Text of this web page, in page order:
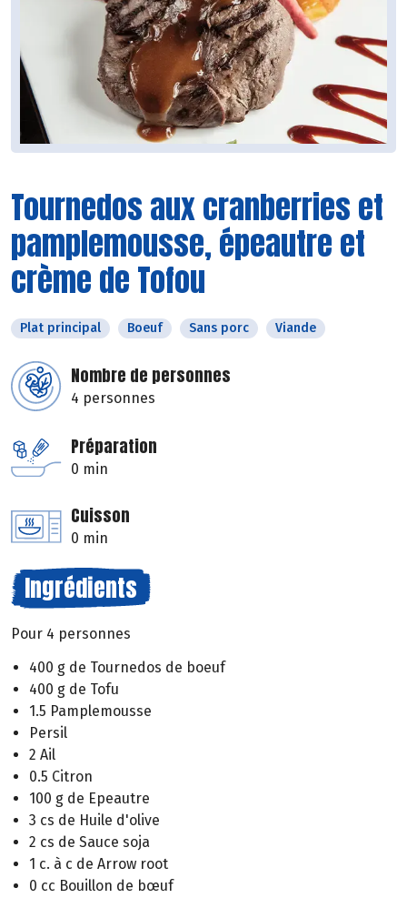
Tournedos aux cranberries et
pamplemousse, épeautre et
crème de Tofou
Plat principal Boeuf Sans porc Viande
Nombre de personnes
4 personnes
Préparation
0 min
Cuisson
0 min
Ingrédients
Pour 4 personnes
400 g de Tournedos de boeuf
400 g de Tofu
1.5 Pamplemousse
Persil
2 Ail
0.5 Citron
100 g de Epeautre
3 cs de Huile d'olive
2 cs de Sauce soja
1 c. à c de Arrow root
0 cc Bouillon de bœuf